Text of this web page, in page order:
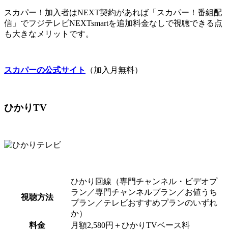
スカパー！加入者はNEXT契約があれば「スカパー！番組配
信」でフジテレビNEXTsmartを追加料金なしで視聴できる点
も大きなメリットです。
スカパーの公式サイト （加入月無料）
ひかりTV
視聴方法
ひかり回線（専門チャンネル・ビデオプ
ラン／専門チャンネルプラン／お値うち
プラン／テレビおすすめプランのいずれ
か）
料金
月額2,580円＋ひかりTVベース料